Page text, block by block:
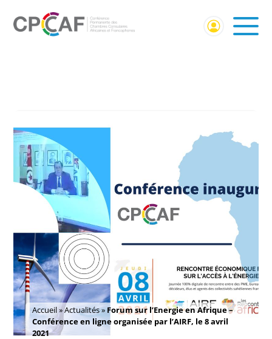
Accueil»Actualités»Forum sur l’Energie en Afrique –
Conférence en ligne organisée par l’AIRF, le 8 avril
2021